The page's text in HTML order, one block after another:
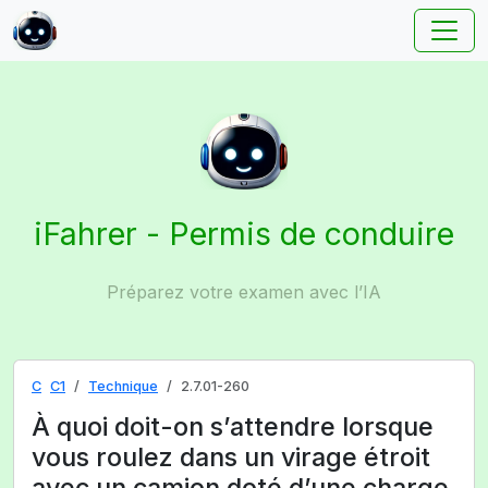
iFahrer - Permis de conduire
Préparez votre examen avec l’IA
C C1 Technique 2.7.01-260
À quoi doit-on s’attendre lorsque
vous roulez dans un virage étroit